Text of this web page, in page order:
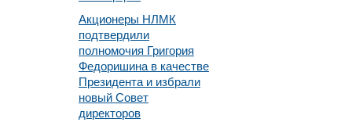
Акционеры НЛМК
подтвердили
полномочия Григория
Федоришина в качестве
Президента и избрали
новый Совет
директоров